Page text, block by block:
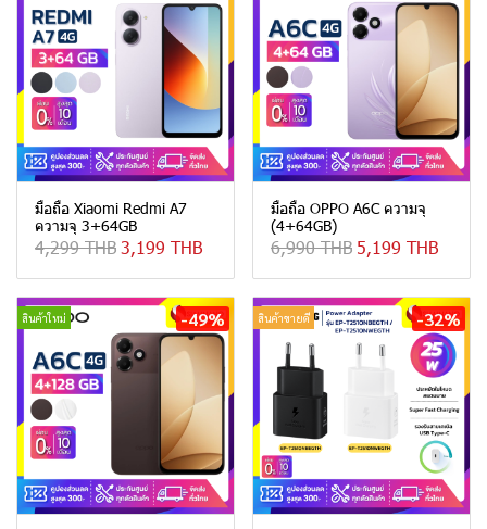
มือถือ Xiaomi Redmi A7
ความจุ 3+64GB
4,299 THB3,199 THB
มือถือ OPPO A6C ความจุ
(4+64GB)
6,990 THB 5,199 THB
สินค้าใหม่ -49% สินค้าขายดี -32%